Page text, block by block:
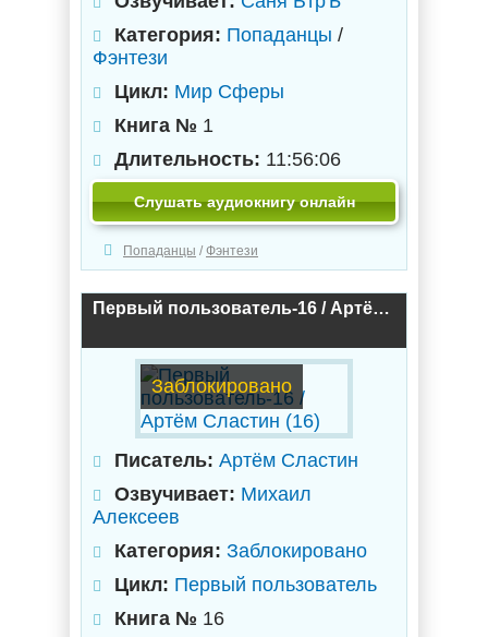
Категория: Попаданцы /
Фэнтези
Цикл: Мир Сферы
Книга № 1
Длительность: 11:56:06
Слушать аудиокнигу онлайн
Попаданцы / Фэнтези
Первый пользователь-16 / Артём Сластин (16)
Заблокировано
Писатель: Артём Сластин
Озвучивает: Михаил
Алексеев
Категория: Заблокировано
Цикл: Первый пользователь
Книга № 16